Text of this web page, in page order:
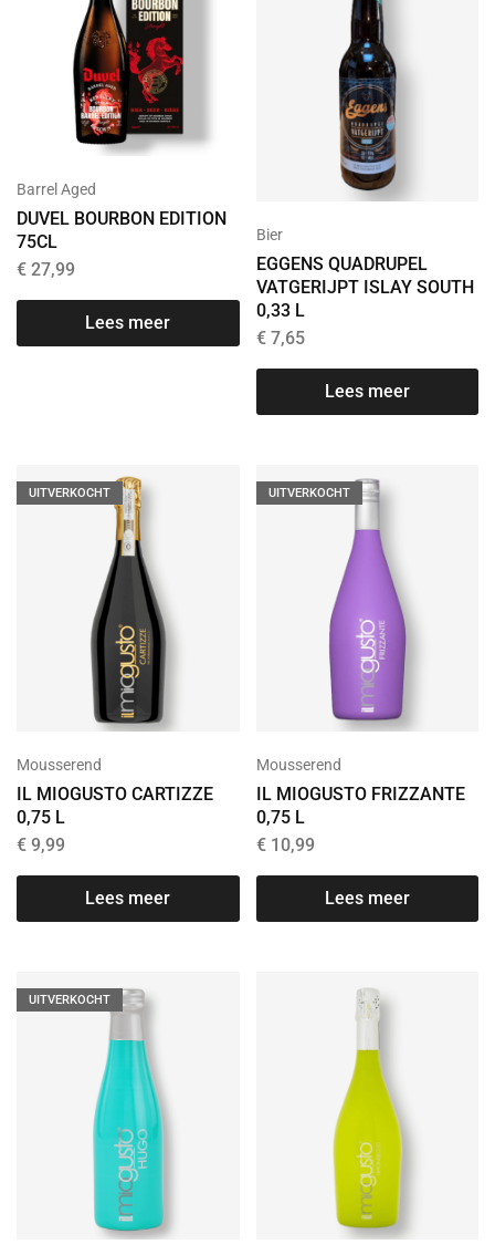
Barrel Aged
DUVEL BOURBON EDITION
75CL
€ 27,99
Lees meer
Bier
EGGENS QUADRUPEL
VATGERIJPT ISLAY SOUTH
0,33 L
€7,65
Lees meer
UITVERKOCHT
Mousserend
IL MIOGUSTO CARTIZZE
0,75 L
€ 9,99
Lees meer
UITVERKOCHT
Mousserend
IL MIOGUSTO FRIZZANTE
0,75 L
€10,99
Lees meer
UITVERKOCHT